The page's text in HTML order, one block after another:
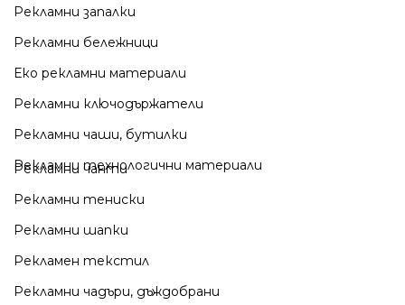
Рекламни запалки
Рекламни бележници
Еко рекламни материали
Рекламни ключодържатели
Рекламни чаши, бутилки
Рекламни технологични материали
Рекламни чанти
Рекламни тениски
Рекламни шапки
Рекламен текстил
Рекламни чадъри, дъждобрани